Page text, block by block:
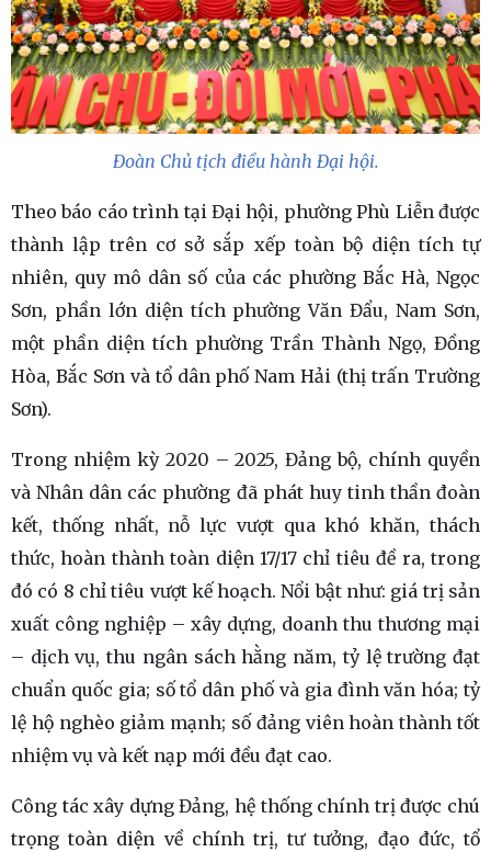
Đoàn Chủ tịch điều hành Đại hội.
Theo báo cáo trình tại Đại hội, phường Phù Liễn được
thành lập trên cơ sở sắp xếp toàn bộ diện tích tự
nhiên, quy mô dân số của các phường Bắc Hà, Ngọc
Sơn, phần lớn diện tích phường Văn Đẩu, Nam Sơn,
một phần diện tích phường Trần Thành Ngọ, Đồng
Hòa, Bắc Sơn và tổ dân phố Nam Hải (thị trấn Trường
Sơn).
Trong nhiệm kỳ 2020 – 2025, Đảng bộ, chính quyền
và Nhân dân các phường đã phát huy tinh thần đoàn
kết, thống nhất, nỗ lực vượt qua khó khăn, thách
thức, hoàn thành toàn diện 17/17 chỉ tiêu đề ra, trong
đó có 8 chỉ tiêu vượt kế hoạch. Nổi bật như: giá trị sản
xuất công nghiệp – xây dựng, doanh thu thương mại
– dịch vụ, thu ngân sách hằng năm, tỷ lệ trường đạt
chuẩn quốc gia; số tổ dân phố và gia đình văn hóa; tỷ
lệ hộ nghèo giảm mạnh; số đảng viên hoàn thành tốt
nhiệm vụ và kết nạp mới đều đạt cao.
Công tác xây dựng Đảng, hệ thống chính trị được chú
trọng toàn diện về chính trị, tư tưởng, đạo đức, tổ